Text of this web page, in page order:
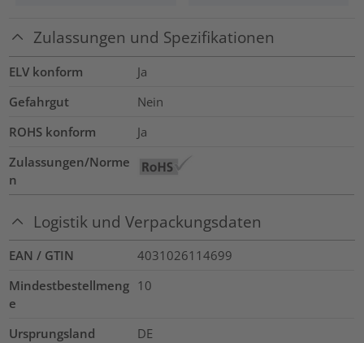
Zulassungen und Spezifikationen
ELV konform
Ja
Gefahrgut
Nein
ROHS konform
Ja
Zulassungen/Norme
n
Logistik und Verpackungsdaten
EAN / GTIN
4031026114699
Mindestbestellmeng
e
10
Ursprungsland
DE